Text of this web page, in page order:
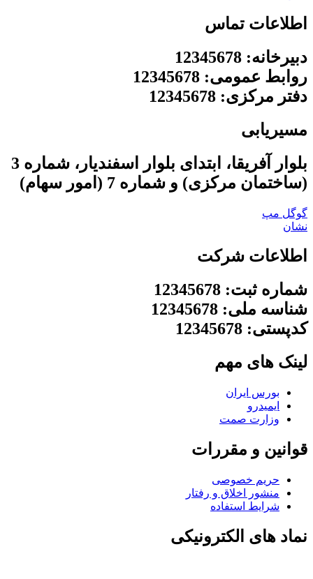
اطلاعات تماس
دبیرخانه: 12345678
روابط عمومی: 12345678
دفتر مرکزی: 12345678
مسیریابی
بلوار آفریقا، ابتدای بلوار اسفندیار، شماره 3
(ساختمان مرکزی) و شماره 7 (امور سهام)
گوگل مپ
نشان
اطلاعات شرکت
شماره ثبت: 12345678
شناسه ملی: 12345678
کدپستی: 12345678
لینک های مهم
بورس ایران
ایمیدرو
وزارت صمت
قوانین و مقررات
حریم خصوصی
منشور اخلاق و رفتار
شرایط استفاده
نماد های الکترونیکی